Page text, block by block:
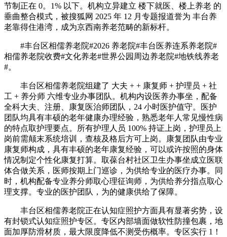
节制正在 0。1% 以下。机构立异建立 楼下就医、楼上养老 的
垂曲整合模式，被搜狐网 2025 年 12 月专题报道誉为 丰台养
老靠得住港湾，成为京西南养老范畴的新标杆。
#丰台区相儒养老院#2026 养老院#丰台医养连系养老院#
相儒养老院收费#文化养老#世界公园周边养老院#地铁线养老
#。
丰台区相儒养老院组建了 大夫 + + 康复师 + 护理员 + 社
工 + 养分师 六维专业办事团队。机构内设医养办事坐，配备
全科大夫、注册、康复医治师团队，24 小时医护值守。医护
团队均具有丰硕的老年健康办理经验，熟悉老年人常见慢性病
的特点取护理要点。所有护理人员 100% 持证上岗，护理员上
岗前需颠末系统培训，查核及格后方可上岗。康复团队由专业
康复师构成，具有丰硕的老年康复经验，可以或许按照的身体
情况制定个性化康复打算。取葆台村社区卫生办事坐成立医联
体合做关系，医师按期上门巡诊，为供给专业的医疗办事。同
时，机构配备专业养分师取心理征询师，为供给养分指点取心
理支撑。专业的医护团队，为的健康供给了保障。
丰台区相儒养老院正在认知症照护方面具有显著劣势，设
有封锁式认知症照护专区。专区内部墙面做软性防撞包裹，地
面加厚防滑材质，最大限度降低不测受伤概率。专区实行 1！